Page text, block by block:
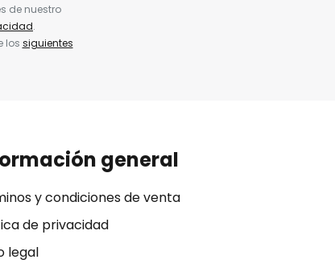
de nuestro
.
los siguientes
general
y condiciones de venta
de privacidad
legal